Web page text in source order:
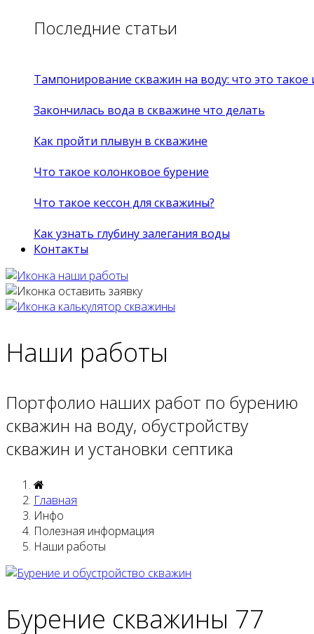
Последние статьи
Тампонирование скважин на воду: что это такое
Закончилась вода в скважине что делать
Как пройти плывун в скважине
Что такое колонковое бурение
Что такое кессон для скважины?
Как узнать глубину залегания воды
Контакты
Наши работы
Портфолио наших работ по бурению
скважин на воду, обустройству
скважин и установки септика
Главная
Инфо
Полезная информация
Наши работы
Бурение скважины 77